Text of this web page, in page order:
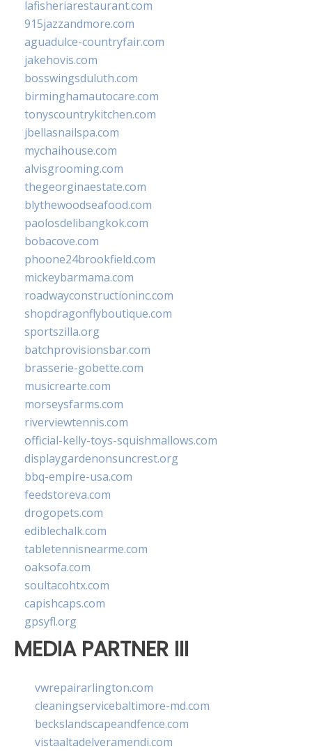
lafisheriarestaurant.com
915jazzandmore.com
aguadulce-countryfair.com
jakehovis.com
bosswingsduluth.com
birminghamautocare.com
tonyscountrykitchen.com
jbellasnailspa.com
mychaihouse.com
alvisgrooming.com
thegeorginaestate.com
blythewoodseafood.com
paolosdelibangkok.com
bobacove.com
phoone24brookfield.com
mickeybarmama.com
roadwayconstructioninc.com
shopdragonflyboutique.com
sportszilla.org
batchprovisionsbar.com
brasserie-gobette.com
musicrearte.com
morseysfarms.com
riverviewtennis.com
official-kelly-toys-squishmallows.com
displaygardenonsuncrest.org
bbq-empire-usa.com
feedstoreva.com
drogopets.com
ediblechalk.com
tabletennisnearme.com
oaksofa.com
soultacohtx.com
capishcaps.com
gpsyfl.org
MEDIA PARTNER III
vwrepairarlington.com
cleaningservicebaltimore-md.com
beckslandscapeandfence.com
vistaaltadelveramendi.com